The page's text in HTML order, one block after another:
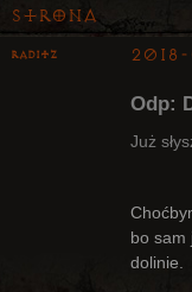
Strona
Raditz 2018-
Odp:
Już
bo sam
dolinie.